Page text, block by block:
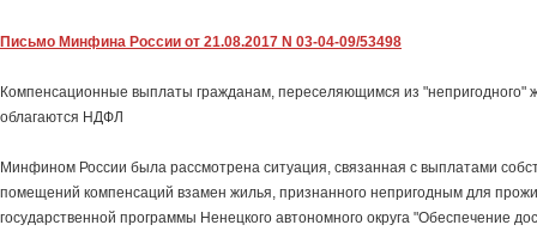
Письмо Минфина России от 21.08.2017 N 03-04-09/53498
Компенсационные выплаты гражданам, переселяющимся из "непригодного"
облагаются НДФЛ
Минфином России была рассмотрена ситуация, связанная с выплатами
помещений компенсаций взамен жилья, признанного непригодным для
государственной программы Ненецкого автономного округа "Обеспечение